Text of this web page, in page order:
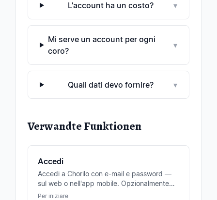
L'account ha un costo? ▾
Mi serve un account per ogni
coro?
▾
Quali dati devo fornire? ▾
Verwandte Funktionen
Accedi
Accedi a Chorilo con e-mail e password —
sul web o nell'app mobile. Opzionalmente
possibile anche con login Apple o Google.
Per iniziare